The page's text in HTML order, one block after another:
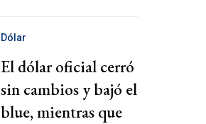
Dólar
El dólar oficial cerró
sin cambios y bajó el
blue, mientras que